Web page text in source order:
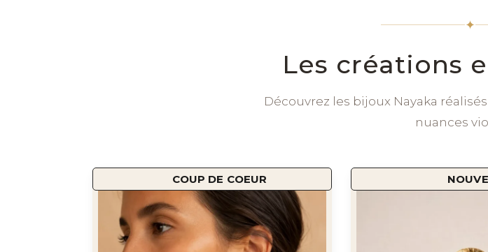
✦
Les créations
Découvrez les bijoux Nayaka
nuances
COUP DE COEUR